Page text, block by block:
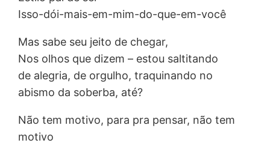
Isso-dói-mais-em-mim-do-que-em-você
Mas sabe seu jeito de chegar,
Nos olhos que dizem – estou saltitando
de alegria, de orgulho, traquinando no
abismo da soberba, até?
Não tem motivo, para pra pensar, não tem
motivo